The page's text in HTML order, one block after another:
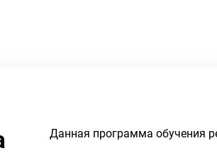
Данная программа обучения